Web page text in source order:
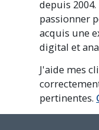
depuis
passionner
acquis une
digital et
J'aide mes
pertinentes.